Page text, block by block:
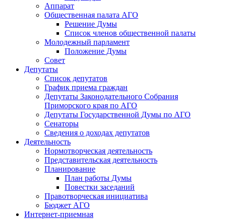
Аппарат
Общественная палата АГО
Решение Думы
Список членов общественной палаты
Молодежный парламент
Положение Думы
Совет
Депутаты
Список депутатов
График приема граждан
Депутаты Законодательного Собрания
Приморского края по АГО
Депутаты Государственной Думы по АГО
Сенаторы
Сведения о доходах депутатов
Деятельность
Нормотворческая деятельность
Представительская деятельность
Планирование
План работы Думы
Повестки заседаний
Правотворческая инициатива
Бюджет АГО
Интернет-приемная